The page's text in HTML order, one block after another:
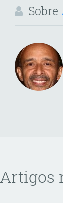
Sobre
Artigos